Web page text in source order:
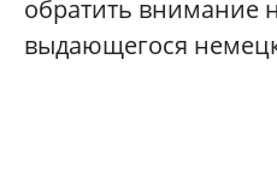
обратить внимание
выдающегося